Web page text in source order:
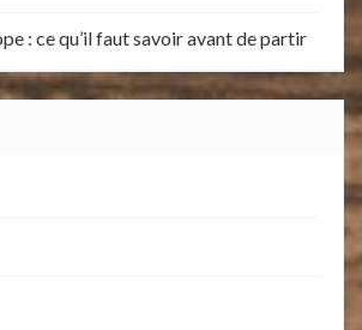
: ce qu’il faut savoir avant de partir